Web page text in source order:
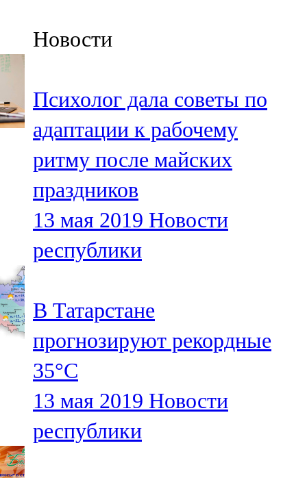
91,5 FM
106,1 FM
Кама тамагы
71,51 FM
Кукмара
107,9 FM
Лениногорский
Мамадыш
106,2 FM
Минзәлә
107,3 FM
Мөслим
Новости
Психолог дала советы по
адаптации к рабочему
ритму после майских
праздников
13 мая 2019 Новости
республики
В Татарстане
прогнозируют рекордные
35°С
13 мая 2019 Новости
республики